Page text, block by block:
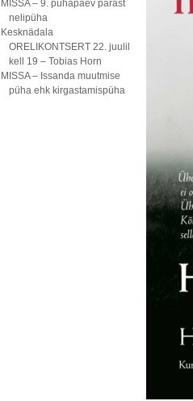
MISSA – 9. pühapäev pärast
nelipüha
Kesknädala
ORELIKONTSERT 22. juulil
kell 19 – Tobias Horn
MISSA – Issanda muutmise
püha ehk kirgastamispüha